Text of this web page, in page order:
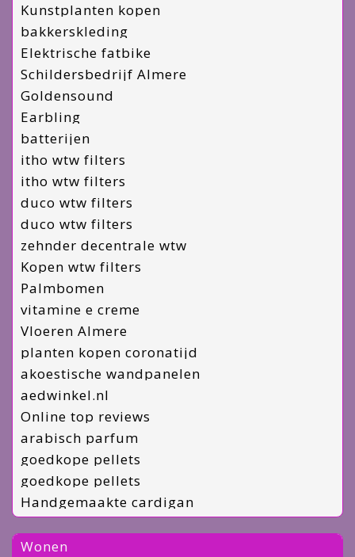
Kunstplanten kopen
bakkerskleding
Elektrische fatbike
Schildersbedrijf Almere
Goldensound
Earbling
batterijen
itho wtw filters
itho wtw filters
duco wtw filters
duco wtw filters
zehnder decentrale wtw
Kopen wtw filters
Palmbomen
vitamine e creme
Vloeren Almere
planten kopen coronatijd
akoestische wandpanelen
aedwinkel.nl
Online top reviews
arabisch parfum
goedkope pellets
goedkope pellets
Handgemaakte cardigan
Wonen